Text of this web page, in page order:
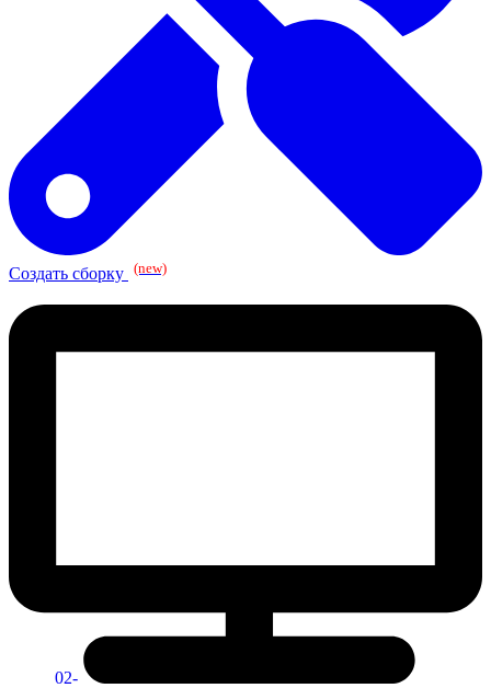
Создать сборку (new)
02-